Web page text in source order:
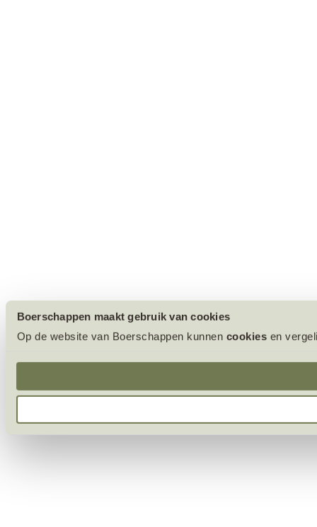
Boerschappen maakt gebruik van cookies
Op de website van Boerschappen kunnen cookies en